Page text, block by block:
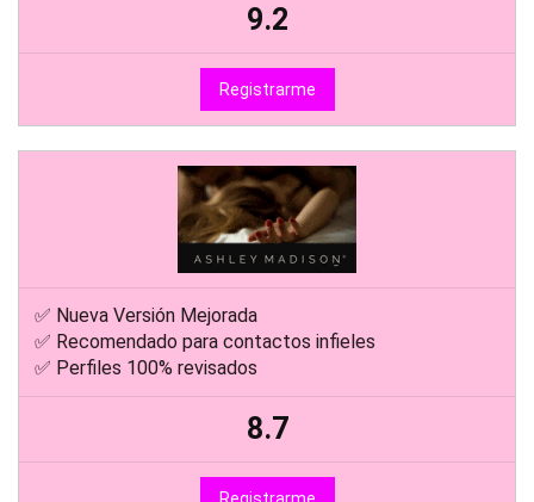
✅ Web líder encuentros con personas casadas
✅ Registro 100% Gratis
9.2
Registrarme
✅ Nueva Versión Mejorada
✅ Perfiles 100% revisados